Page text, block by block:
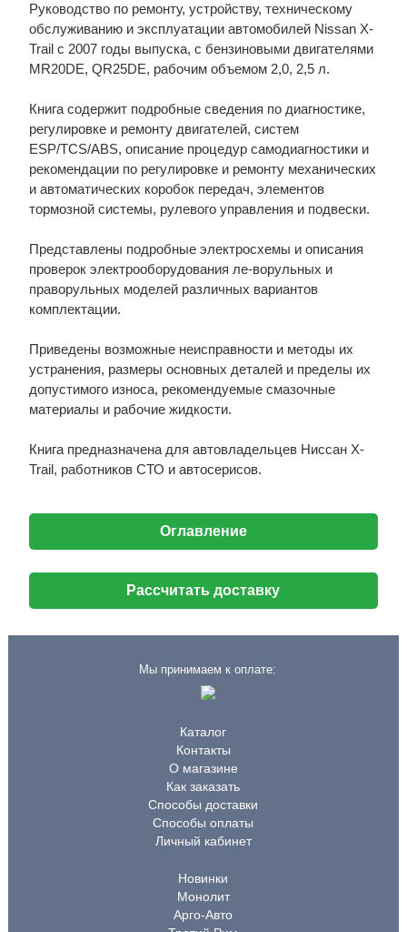
Руководство по ремонту, устройству, техническому
обслуживанию и эксплуатации автомобилей Nissan X-
Trail с 2007 годы выпуска, с бензиновыми двигателями
MR20DE, QR25DE, рабочим объемом 2,0, 2,5 л.
Книга содержит подробные сведения по диагностике,
регулировке и ремонту двигателей, систем
ESP/TCS/ABS, описание процедур самодиагностики и
рекомендации по регулировке и ремонту механических
и автоматических коробок передач, элементов
тормозной системы, рулевого управления и подвески.
Представлены подробные электросхемы и описания
проверок электрооборудования ле-ворульных и
праворульных моделей различных вариантов
комплектации.
Приведены возможные неисправности и методы их
устранения, размеры основных деталей и пределы их
допустимого износа, рекомендуемые смазочные
материалы и рабочие жидкости.
Книга предназначена для автовладельцев Ниссан X-
Trail, работников СТО и автосерисов.
Оглавление
Рассчитать доставку
Мы принимаем к оплате:
Каталог
Контакты
О магазине
Как заказать
Способы доставки
Способы оплаты
Личный кабинет
Новинки
Монолит
Арго-Авто